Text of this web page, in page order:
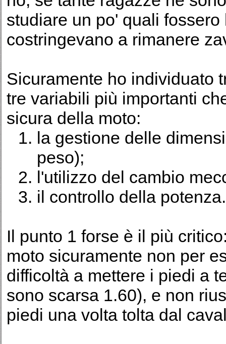
studiare un po' quali
costringevano a rimanere
Sicuramente ho individuato
tre variabili più importanti
sicura della moto:
la gestione delle
peso);
l'utilizzo del cambio
il controllo della potenza.
Il punto 1 forse è il più
moto sicuramente non per
difficoltà a mettere i piedi a
sono scarsa 1.60), e non
piedi una volta tolta dal